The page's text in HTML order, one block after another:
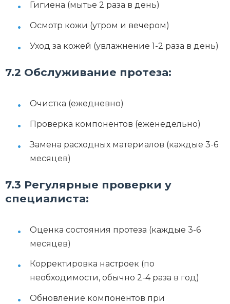
Гигиена (мытье 2 раза в день)
Осмотр кожи (утром и вечером)
Уход за кожей (увлажнение 1-2 раза в день)
7.2 Обслуживание протеза:
Очистка (ежедневно)
Проверка компонентов (еженедельно)
Замена расходных материалов (каждые 3-6
месяцев)
7.3 Регулярные проверки у
специалиста:
Оценка состояния протеза (каждые 3-6
месяцев)
Корректировка настроек (по
необходимости, обычно 2-4 раза в год)
Обновление компонентов при